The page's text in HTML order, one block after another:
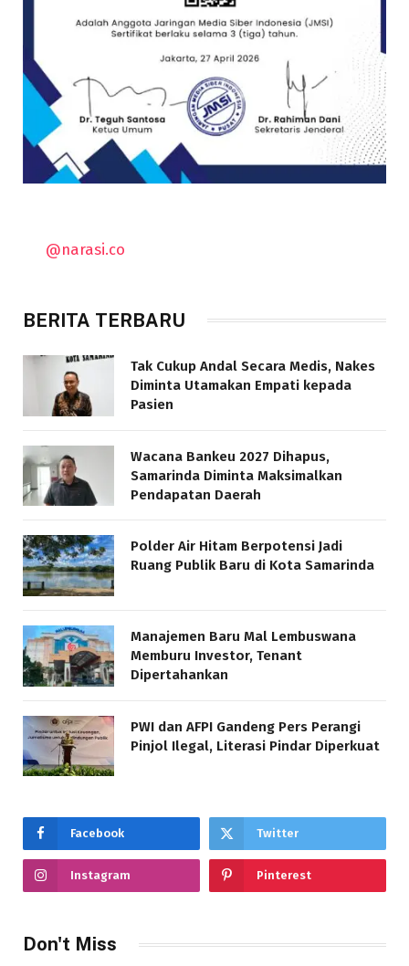
@narasi.co
BERITA TERBARU
Tak Cukup Andal Secara Medis, Nakes
Diminta Utamakan Empati kepada
Pasien
Wacana Bankeu 2027 Dihapus,
Samarinda Diminta Maksimalkan
Pendapatan Daerah
Polder Air Hitam Berpotensi Jadi
Ruang Publik Baru di Kota Samarinda
Manajemen Baru Mal Lembuswana
Memburu Investor, Tenant
Dipertahankan
PWI dan AFPI Gandeng Pers Perangi
Pinjol Ilegal, Literasi Pindar Diperkuat
Facebook Twitter
Instagram Pinterest
Don't Miss